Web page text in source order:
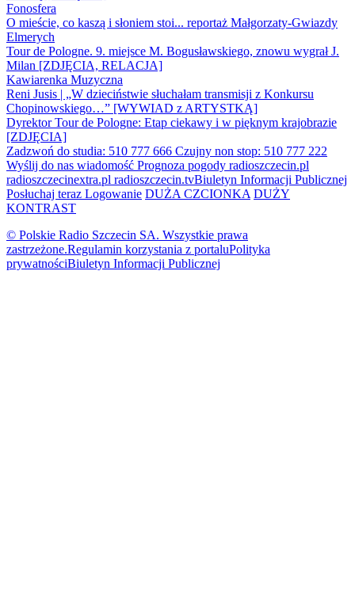
Fonosfera
O mieście, co kaszą i słoniem stoi... reportaż Małgorzaty-Gwiazdy
Elmerych
Tour de Pologne. 9. miejsce M. Bogusławskiego, znowu wygrał J.
Milan [ZDJĘCIA, RELACJA]
Kawiarenka Muzyczna
Reni Jusis | „W dzieciństwie słuchałam transmisji z Konkursu
Chopinowskiego…” [WYWIAD z ARTYSTKĄ]
Dyrektor Tour de Pologne: Etap ciekawy i w pięknym krajobrazie
[ZDJĘCIA]
Zadzwoń do studia: 510 777 666 Czujny non stop: 510 777 222
Wyślij do nas wiadomość Prognoza pogody radioszczecin.pl
radioszczecinextra.pl radioszczecin.tvBiuletyn Informacji Publicznej
Posłuchaj teraz Logowanie DUŻA CZCIONKA DUŻY
KONTRAST
© Polskie Radio Szczecin SA. Wszystkie prawa
zastrzeżone.Regulamin korzystania z portaluPolityka
prywatnościBiuletyn Informacji Publicznej